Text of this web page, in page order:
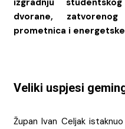
izgradnju
dvorane,
prometnica i
Veliki uspjesi
Župan Ivan Celjak